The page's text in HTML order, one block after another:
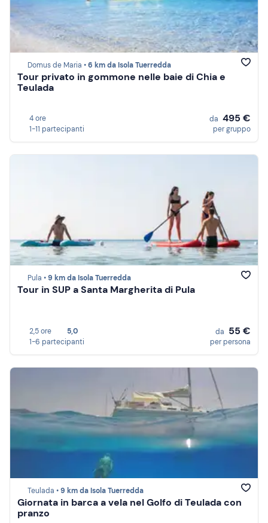
Domus de Maria •6 km da Isola Tuerredda
Tour privato in gommone nelle baie di Chia e
Teulada
4 ore
1-11 partecipanti
da 495 €
per gruppo
Pula •9 km da Isola Tuerredda
Tour in SUP a Santa Margherita di Pula
2,5 ore
5,0
1-6 partecipanti
da 55 €
per persona
Teulada •9 km da Isola Tuerredda
Giornata in barca a vela nel Golfo di Teulada con
pranzo